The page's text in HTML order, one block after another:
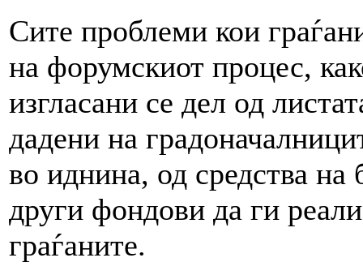
Сите проблеми кои
на форумскиот процес,
изгласани се дел од
дадени на
во иднина, од средства
други фондови да ги
граѓаните.